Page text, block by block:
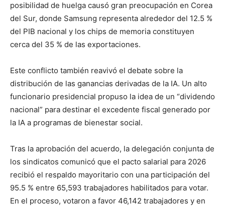
posibilidad de huelga causó gran preocupación en Corea
del Sur, donde Samsung representa alrededor del 12.5 %
del PIB nacional y los chips de memoria constituyen
cerca del 35 % de las exportaciones.
Este conflicto también reavivó el debate sobre la
distribución de las ganancias derivadas de la IA. Un alto
funcionario presidencial propuso la idea de un “dividendo
nacional” para destinar el excedente fiscal generado por
la IA a programas de bienestar social.
Tras la aprobación del acuerdo, la delegación conjunta de
los sindicatos comunicó que el pacto salarial para 2026
recibió el respaldo mayoritario con una participación del
95.5 % entre 65,593 trabajadores habilitados para votar.
En el proceso, votaron a favor 46,142 trabajadores y en